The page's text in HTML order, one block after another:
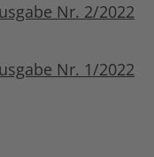
Nr. 2/2022
Nr. 1/2022